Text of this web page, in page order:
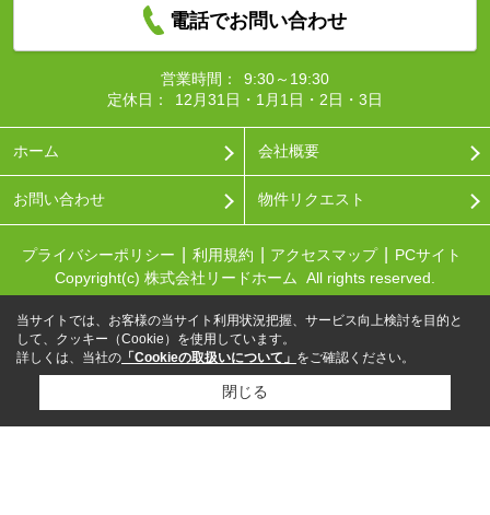
電話でお問い合わせ
営業時間：
9:30～19:30
定休日：
12月31日・1月1日・2日・3日
ホーム 会社概要
お問い合わせ 物件リクエスト
プライバシーポリシー 利用規約 アクセスマップ
PCサイト
Copyright(c) 株式会社リードホーム All rights reserved.
当サイトでは、お客様の当サイト利用状況把握、サービス向上検討を目的と
して、クッキー（Cookie）を使用しています。
詳しくは、当社の 「Cookieの取扱いについて」 をご確認ください。
閉じる